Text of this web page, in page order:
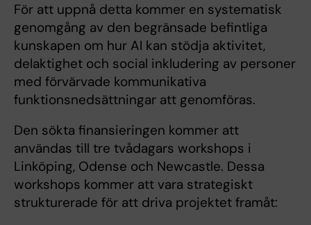
För att uppnå detta kommer en systematisk
genomgång av den begränsade befintliga
kunskapen om hur AI kan stödja aktivitet,
delaktighet och social inkludering av personer
med förvärvade kommunikativa
funktionsnedsättningar att genomföras.
Den sökta finansieringen kommer att
användas till tre tvådagars workshops i
Linköping, Odense och Newcastle. Dessa
workshops kommer att vara strategiskt
strukturerade för att driva projektet framåt: